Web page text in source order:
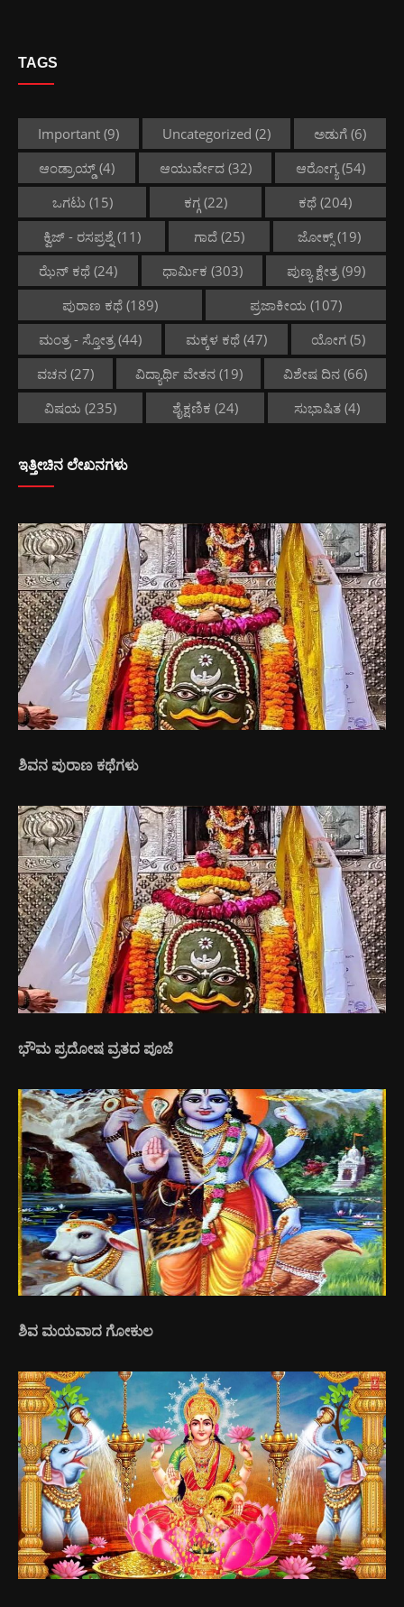
TAGS
Important (9) Uncategorized (2) ಅಡುಗೆ (6)
ಆಂಡ್ರಾಯ್ಡ್(4) ಆಯುರ್ವೇದ(32) ಆರೋಗ್ಯ (54)
ಒಗಟು(15) ಕಗ್ಗ(22) ಕಥೆ (204)
ಕ್ವಿಜ್ - ರಸಪ್ರಶ್ನೆ (11) ಗಾದೆ(25) ಜೋಕ್ಸ್ (19)
ಝೆನ್ ಕಥೆ(24) ಧಾರ್ಮಿಕ (303) ಪುಣ್ಯ ಕ್ಷೇತ್ರ(99)
ಪುರಾಣ ಕಥೆ (189) ಪ್ರಜಾಕೀಯ (107)
ಮಂತ್ರ - ಸ್ತೋತ್ರ(44) ಮಕ್ಕಳ ಕಥೆ(47) ಯೋಗ (5)
ವಚನ(27) ವಿದ್ಯಾರ್ಥಿ ವೇತನ(19) ವಿಶೇಷ ದಿನ (66)
ವಿಷಯ (235) ಶೈಕ್ಷಣಿಕ (24) ಸುಭಾಷಿತ (4)
ಇತ್ತೀಚಿನ ಲೇಖನಗಳು
ಶಿವನ ಪುರಾಣ ಕಥೆಗಳು
ಭೌಮ ಪ್ರದೋಷ ವ್ರತದ ಪೂಜೆ
ಶಿವ ಮಯವಾದ ಗೋಕುಲ